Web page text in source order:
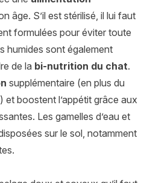
âge. S’il est stérilisé, il lui faut
formulées pour éviter toute
humides sont également
de la bi-nutrition du chat.
supplémentaire (en plus du
et boostent l’appétit grâce aux
Les gamelles d’eau et
sur le sol, notamment